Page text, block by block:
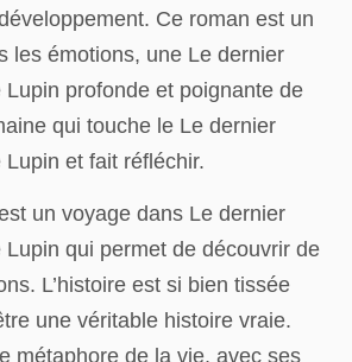
Ce roman est un
les émotions, une Le dernier
Lupin profonde et poignante de
qui touche le Le dernier
Lupin et fait réfléchir.
un voyage dans Le dernier
Lupin qui permet de découvrir de
L’histoire est si bien tissée
une véritable histoire vraie.
métaphore de la vie, avec ses